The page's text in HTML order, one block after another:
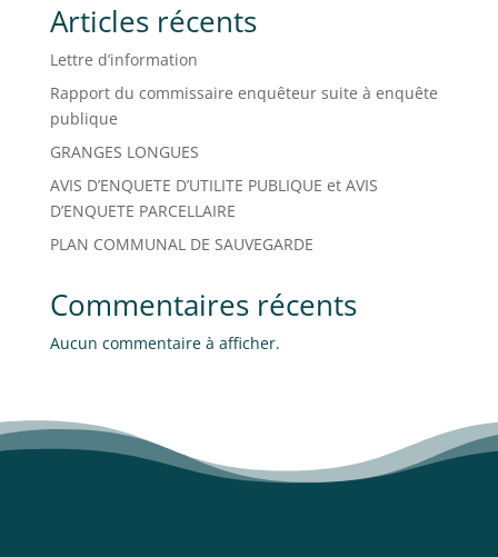
Articles récents
Lettre d’information
Rapport du commissaire enquêteur suite à enquête
publique
GRANGES LONGUES
AVIS D’ENQUETE D’UTILITE PUBLIQUE et AVIS
D’ENQUETE PARCELLAIRE
PLAN COMMUNAL DE SAUVEGARDE
Commentaires récents
Aucun commentaire à afficher.